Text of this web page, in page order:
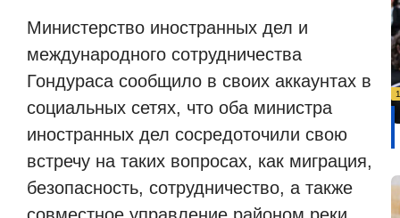
Министерство иностранных дел и
международного сотрудничества
Гондураса сообщило в своих аккаунтах в
социальных сетях, что оба министра
иностранных дел сосредоточили свою
встречу на таких вопросах, как миграция,
безопасность, сотрудничество, а также